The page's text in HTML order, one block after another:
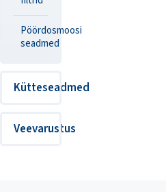
Pöördosmoosi
seadmed
Kütteseadmed
Veevarustus